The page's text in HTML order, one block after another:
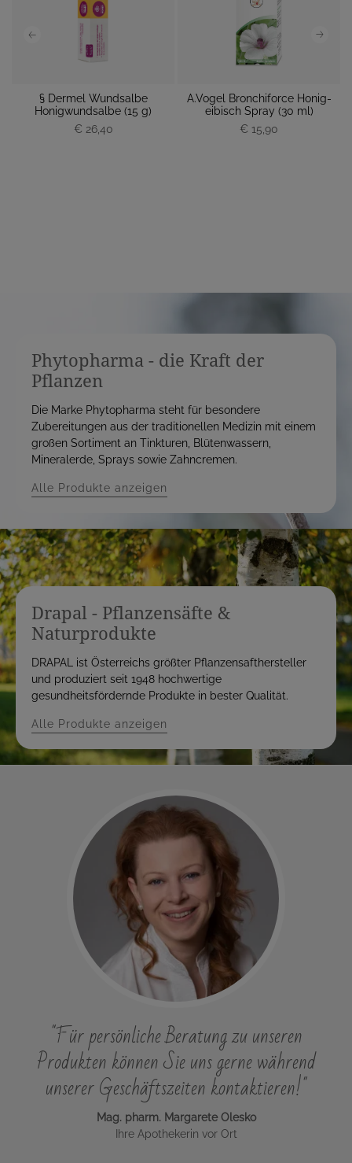
§ Dermel Wundsalbe
Honigwundsalbe (15 g)
€ 26,40
A.Vogel Bronchiforce Honig-
eibisch Spray (30 ml)
€ 15,90
Phytopharma - die Kraft der
Pflanzen
Die Marke Phytopharma steht für besondere
Zubereitungen aus der traditionellen Medizin mit einem
großen Sortiment an Tinkturen, Blütenwassern,
Mineralerde, Sprays sowie Zahncremen.
Alle Produkte anzeigen
Drapal - Pflanzensäfte &
Naturprodukte
DRAPAL ist Österreichs größter Pflanzensafthersteller
und produziert seit 1948 hochwertige
gesundheitsfördernde Produkte in bester Qualität.
Alle Produkte anzeigen
"Für persönliche Beratung zu unseren
Produkten können Sie uns gerne während
unserer Geschäftszeiten kontaktieren!"
Mag. pharm. Margarete Olesko
Ihre Apothekerin vor Ort